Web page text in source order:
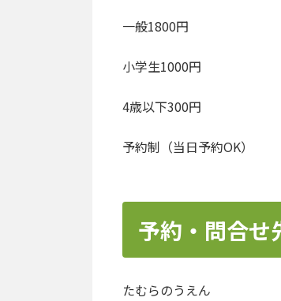
一般1800円
小学生1000円
4歳以下300円
予約制（当日予約OK）
予約・問合せ
たむらのうえん